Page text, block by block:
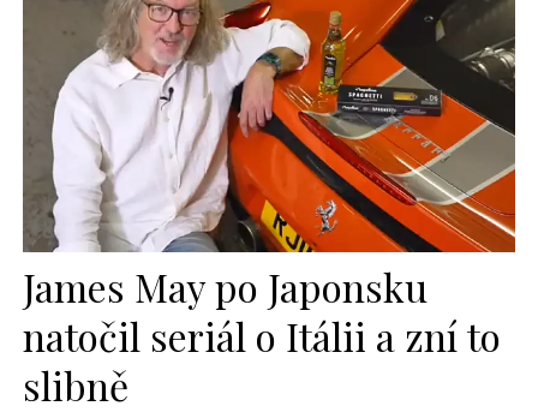
James May po Japonsku
natočil seriál o Itálii a zní to
slibně